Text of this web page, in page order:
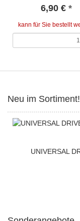
6,90 € *
kann für Sie bestellt
Neu im Sortiment!
UNIVERSAL